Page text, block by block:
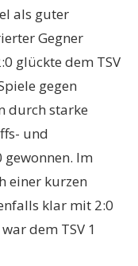
als guter
Gegner
glückte dem TSV
gegen
durch starke
und
Im
einer kurzen
klar mit 2:0
dem TSV 1